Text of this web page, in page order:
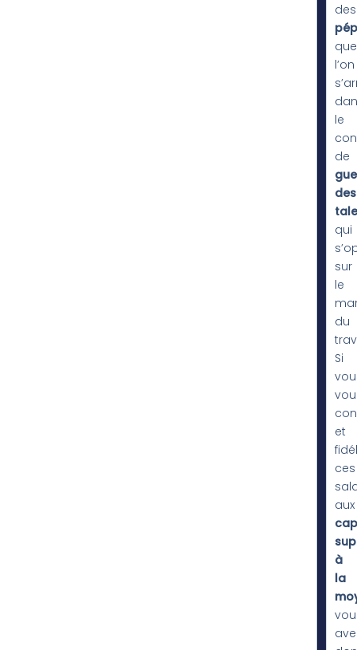
des
que
l’on
le
de
des
qui
sur
le
du
Si
et
ces
aux
à
la